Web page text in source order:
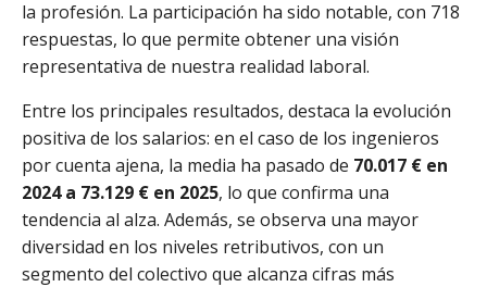
la profesión. La participación ha sido notable, con 718
respuestas, lo que permite obtener una visión
representativa de nuestra realidad laboral.
Entre los principales resultados, destaca la evolución
positiva de los salarios: en el caso de los ingenieros
por cuenta ajena, la media ha pasado de 70.017 € en
2024 a 73.129 € en 2025, lo que confirma una
tendencia al alza. Además, se observa una mayor
diversidad en los niveles retributivos, con un
segmento del colectivo que alcanza cifras más